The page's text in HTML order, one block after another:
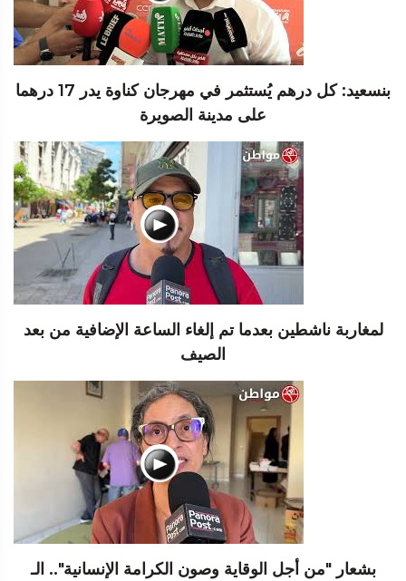
بنسعيد: كل درهم يُستثمر في مهرجان كناوة يدر 17 درهما
على مدينة الصويرة
لمغاربة ناشطين بعدما تم إلغاء الساعة الإضافية من بعد
الصيف
بشعار "من أجل الوقاية وصون الكرامة الإنسانية".. الـ